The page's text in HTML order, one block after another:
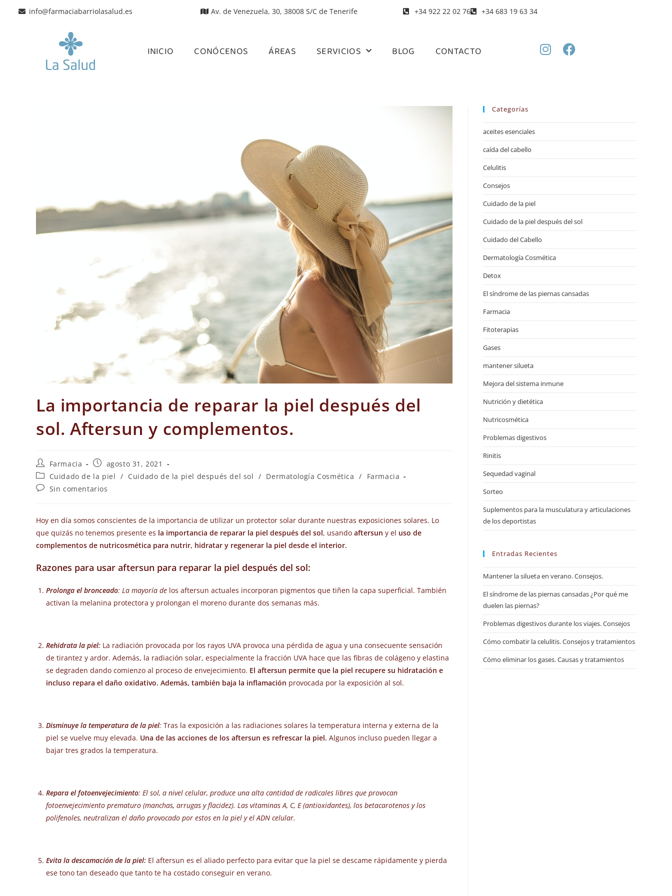
info@farmaciabarriolasalud.es Av. de Venezuela, 30, 38008 S/C de Tenerife +34 922 22 02 76 +34 683 19 63 34
INICIO CONÓCENOS ÁREAS SERVICIOS BLOG CONTACTO
La importancia de reparar la piel después del
sol. Aftersun y complementos.
Farmacia
agosto 31, 2021
Cuidado de la piel / Cuidado de la piel después del sol / Dermatología Cosmética /
Farmacia
Sin comentarios
Hoy en día somos conscientes de la importancia de utilizar un protector solar durante nuestras exposiciones solares. Lo
que quizás no tenemos presente es la importancia de reparar la piel después del sol, usando aftersun y el uso de
complementos de nutricosmética para nutrir, hidratar y regenerar la piel desde el interior.
Razones para usar aftersun para reparar la piel después del sol:
Prolonga el bronceado: La mayoría de los aftersun actuales incorporan pigmentos que tiñen la capa superficial. También
activan la melanina protectora y prolongan el moreno durante dos semanas más.
Rehidrata la piel: La radiación provocada por los rayos UVA provoca una pérdida de agua y una consecuente sensación
de tirantez y ardor. Además, la radiación solar, especialmente la fracción UVA hace que las fibras de colágeno y elastina
se degraden dando comienzo al proceso de envejecimiento. El aftersun permite que la piel recupere su hidratación e
incluso repara el daño oxidativo. Además, también baja la inflamación provocada por la exposición al sol.
Disminuye la temperatura de la piel: Tras la exposición a las radiaciones solares la temperatura interna y externa de la
piel se vuelve muy elevada. Una de las acciones de los aftersun es refrescar la piel. Algunos incluso pueden llegar a
bajar tres grados la temperatura.
Repara el fotoenvejecimiento: El sol, a nivel celular, produce una alta cantidad de radicales libres que provocan
fotoenvejecimiento prematuro (manchas, arrugas y flacidez). Las vitaminas A, C, E (antioxidantes), los betacarotenos y los
polifenoles, neutralizan el daño provocado por estos en la piel y el ADN celular.
Evita la descamación de la piel: El aftersun es el aliado perfecto para evitar que la piel se descame rápidamente y pierda
ese tono tan deseado que tanto te ha costado conseguir en verano.
Categorías
aceites esenciales
caída del cabello
Celulitis
Consejos
Cuidado de la piel
Cuidado de la piel después del sol
Cuidado del Cabello
Dermatología Cosmética
Detox
El síndrome de las piernas cansadas
Farmacia
Fitoterapias
Gases
mantener silueta
Mejora del sistema inmune
Nutrición y dietética
Nutricosmética
Problemas digestivos
Rinitis
Sequedad vaginal
Sorteo
Suplementos para la musculatura y articulaciones
de los deportistas
Entradas Recientes
Mantener la silueta en verano. Consejos.
El síndrome de las piernas cansadas ¿Por qué me
duelen las piernas?
Problemas digestivos durante los viajes. Consejos
Cómo combatir la celulitis. Consejos y tratamientos
Cómo eliminar los gases. Causas y tratamientos